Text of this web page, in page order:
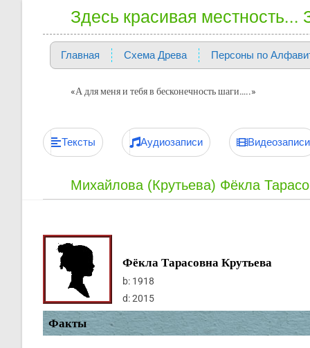
Здесь красивая
Главная Схема Древа Персоны по
«А для меня и тебя в бесконечность шаги…..»
Тексты Аудиозаписи Видеозаписи
Михайлова (Крутьева) Фёкла
Фёкла Тарасовна Крутьева
b: 1918
d:2015
Факты